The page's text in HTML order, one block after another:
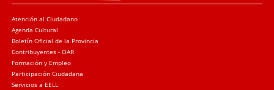
Atención al Ciudadano
Agenda Cultural
Boletín Oficial de la Provincia
Contribuyentes - OAR
Formación y Empleo
Participación Ciudadana
Servicios a EELL